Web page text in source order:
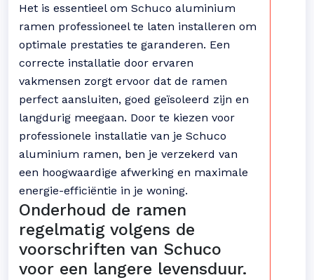
Het is essentieel om Schuco aluminium
ramen professioneel te laten installeren om
optimale prestaties te garanderen. Een
correcte installatie door ervaren
vakmensen zorgt ervoor dat de ramen
perfect aansluiten, goed geïsoleerd zijn en
langdurig meegaan. Door te kiezen voor
professionele installatie van je Schuco
aluminium ramen, ben je verzekerd van
een hoogwaardige afwerking en maximale
energie-efficiëntie in je woning.
Onderhoud de ramen
regelmatig volgens de
voorschriften van Schuco
voor een langere levensduur.